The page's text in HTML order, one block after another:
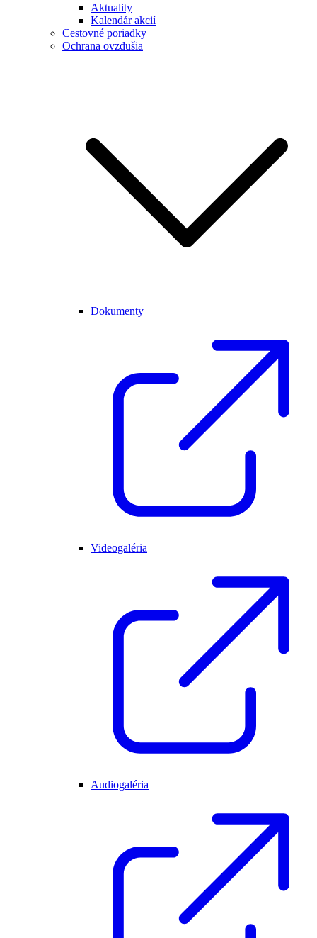
Aktuality
Kalendár akcií
Cestovné poriadky
Ochrana ovzdušia
Dokumenty
Videogaléria
Audiogaléria